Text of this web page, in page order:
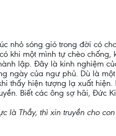
nhỏ sóng gió trong đời có
khi một mình tự chèo
lập. Đây là kinh nghiệm
ngày của ngư phủ. Dù là
thấy hiện tượng lạ xuất
Biết các ông sợ hãi, Đức
là Thầy, thì xin truyền cho